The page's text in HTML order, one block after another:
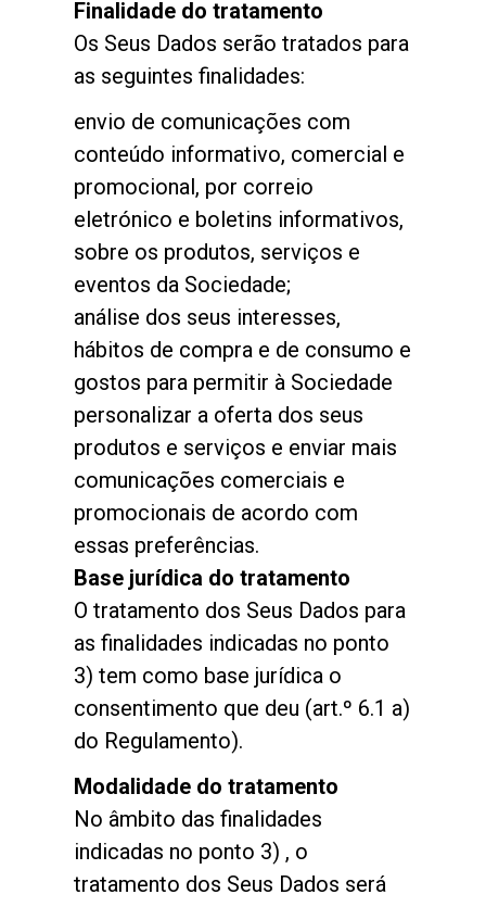
Finalidade do tratamento
Os Seus Dados serão tratados para
as seguintes finalidades:
envio de comunicações com
conteúdo informativo, comercial e
promocional, por correio
eletrónico e boletins informativos,
sobre os produtos, serviços e
eventos da Sociedade;
análise dos seus interesses,
hábitos de compra e de consumo e
gostos para permitir à Sociedade
personalizar a oferta dos seus
produtos e serviços e enviar mais
comunicações comerciais e
promocionais de acordo com
essas preferências.
Base jurídica do tratamento
O tratamento dos Seus Dados para
as finalidades indicadas no ponto
3) tem como base jurídica o
consentimento que deu (art.º 6.1 a)
do Regulamento).
Modalidade do tratamento
No âmbito das finalidades
indicadas no ponto 3) , o
tratamento dos Seus Dados será